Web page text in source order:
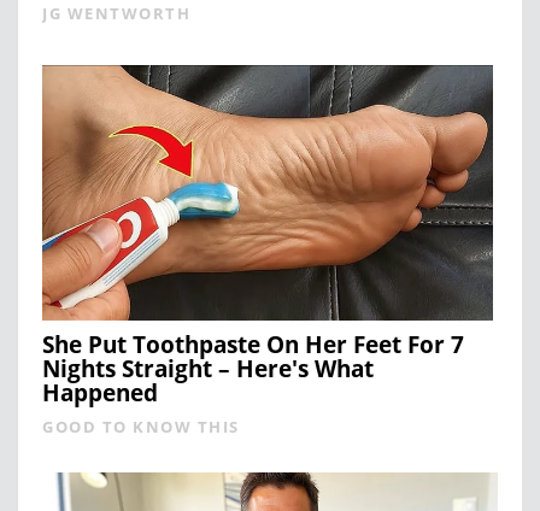
JG WENTWORTH
She Put Toothpaste On Her Feet For 7
Nights Straight – Here's What
Happened
GOOD TO KNOW THIS